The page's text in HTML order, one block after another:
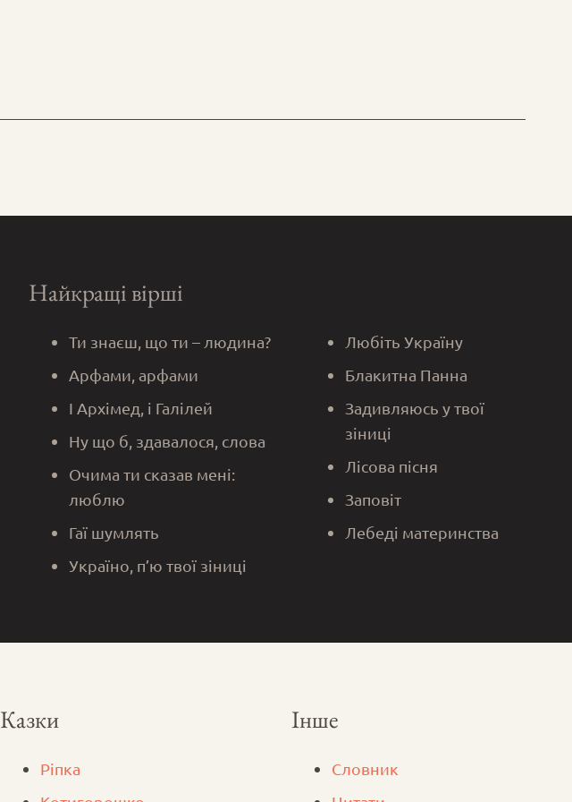
Найкращі вірші
Ти знаєш, що ти – людина?
Арфами, арфами
І Архімед, і Галілей
Ну що б, здавалося, слова
Очима ти сказав мені:
люблю
Гаї шумлять
Україно, п’ю твої зіниці
Любіть Україну
Блакитна Панна
Задивляюсь у твої
зіниці
Лісова пісня
Заповіт
Лебеді материнства
Казки
Ріпка
Інше
Словник